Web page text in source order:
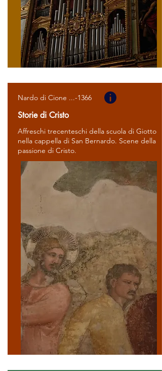
Nardo di Cione ...-1366
Storie di Cristo
Affreschi trecenteschi della scuola di Giotto
nella cappella di San Bernardo. Scene della
passione di Cristo.